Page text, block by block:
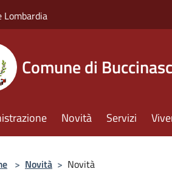
Lombardia
Comune di
Novità Servizi
> Novità > Novità